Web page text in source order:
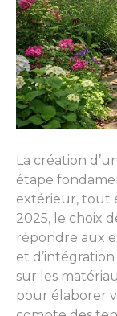
La création
étape
extérieur, tout
2025, le choix
répondre aux
et
sur les
pour élaborer